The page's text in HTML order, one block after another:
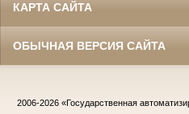
КАРТА САЙТА
ОБЫЧНАЯ ВЕРСИЯ САЙТА
2006-2026 «Государственная